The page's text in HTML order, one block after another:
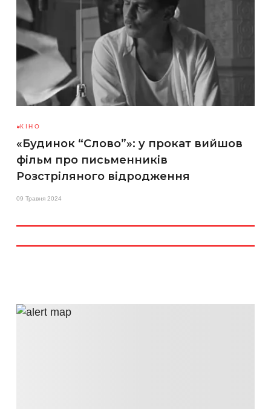
КІНО
«Будинок “Слово”»: у прокат вийшов
фільм про письменників
Розстріляного відродження
09 Травня 2024